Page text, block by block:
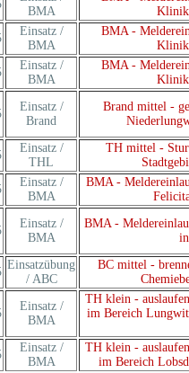
BMA
Einsatz /
BMA
BMA -
Einsatz /
BMA
BMA -
Einsatz /
Brand
Brand mittel -
Einsatz /
THL
TH mittel -
Einsatz /
BMA
BMA -
Einsatz /
BMA
BMA -
Einsatzübung
/ ABC
BC mittel -
Einsatz /
BMA
TH klein -
im Bereich
Einsatz /
BMA
TH klein -
im Bereich